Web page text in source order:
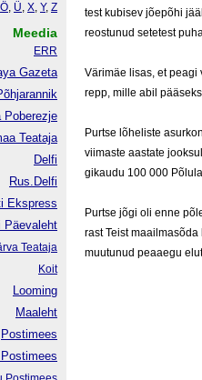
test ku­bi­sev jõepõhi
reos­tu­nud se­te­test
Vä­rim­äe li­sas, et
repp, mil­le abil
Purt­se lõhe­lis­te
vii­mas­te aas­ta­te
gi­kau­du 100 000
Purt­se jõgi oli en­ne
rast Teist
muu­tu­nud peaae­gu
Ö, Ü, X, Y, Z
Meedia
ERR
Gazeta
Poberezje
Teataja
Delfi
Rus.Delfi
Ekspress
Päevaleht
Teataja
Koit
Looming
Maaleht
Postimees